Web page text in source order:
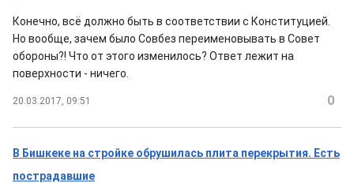
Конечно, всё должно быть в соответствии с Конституцией.
Но вообще, зачем было Совбез переименовывать в Совет
обороны?! Что от этого изменилось? Ответ лежит на
поверхности - ничего.
20.03.2017, 09:51 0
В Бишкеке на стройке обрушилась плита перекрытия. Есть
пострадавшие